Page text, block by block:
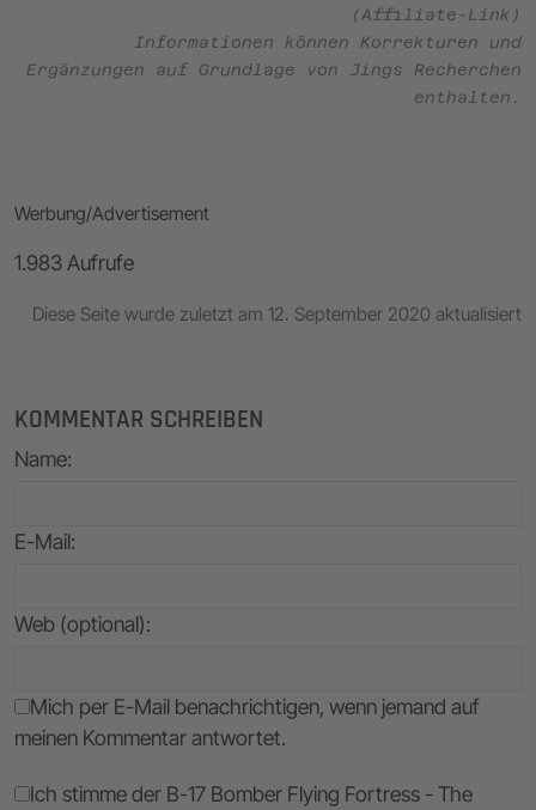
(Affiliate-Link)
Informationen können Korrekturen und
Ergänzungen auf Grundlage von Jings Recherchen
enthalten.
Werbung/Advertisement
1.983 Aufrufe
Diese Seite wurde zuletzt am 12. September 2020 aktualisiert
KOMMENTAR SCHREIBEN
Name:
E-Mail:
Web (optional):
Mich per E-Mail benachrichtigen, wenn jemand auf
meinen Kommentar antwortet.
Ich stimme der B-17 Bomber Flying Fortress - The